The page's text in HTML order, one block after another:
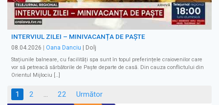
INTERVIUL ZILEI – MINIVACANȚA DE PAȘTE
08.04.2026 Oana Danciu | Dolj
Stațiunile balneare, cu facilități spa sunt în topul preferințele craiovenilor care
vor să petreacă sărbătorile de Paște departe de casă. Din cauza conflictului din
Orientul Mijlociu […]
Paginație
1 2 … 22 Următor